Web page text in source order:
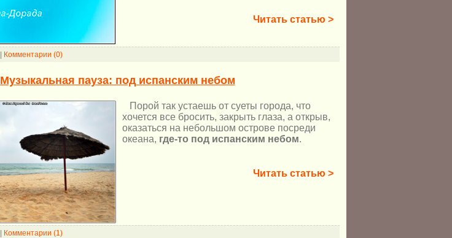
Читать статью >
Комментарии (0)
Музыкальная пауза: под испанским небом
Порой так устаешь от суеты города, что
хочется все бросить, закрыть глаза, а открыв,
оказаться на небольшом острове посреди
океана, где-то под испанским небом.
Читать статью >
Комментарии (1)